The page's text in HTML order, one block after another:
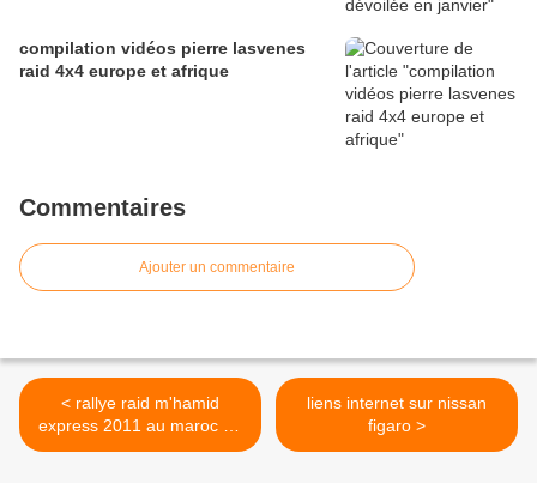
compilation vidéos pierre lasvenes
raid 4x4 europe et afrique
Commentaires
Ajouter un commentaire
< rallye raid m'hamid
express 2011 au maroc en
vidéo
liens internet sur nissan
figaro >